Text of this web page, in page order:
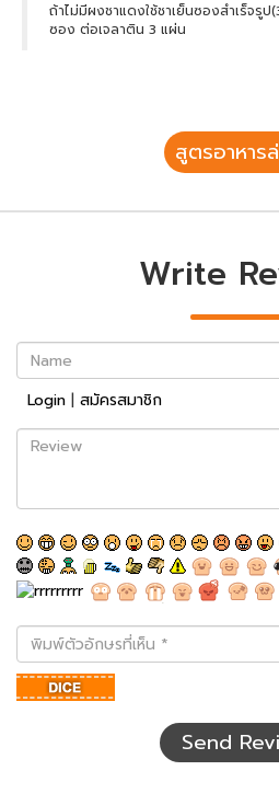
ถ้าไม่มีผงชาแดงใช้ชาเย็นซองสำเร็จรูป
ซอง ต่อเจลาติน 3 แผ่น
สูตรอาหาร
Write
Name
Login | สมัครสมาชิก
Review
พิมพ์
ตัว
อักษร
ที่
Send